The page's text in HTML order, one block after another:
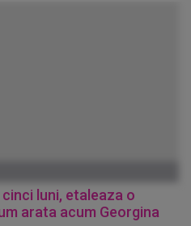
luni, etaleaza o
arata acum Georgina